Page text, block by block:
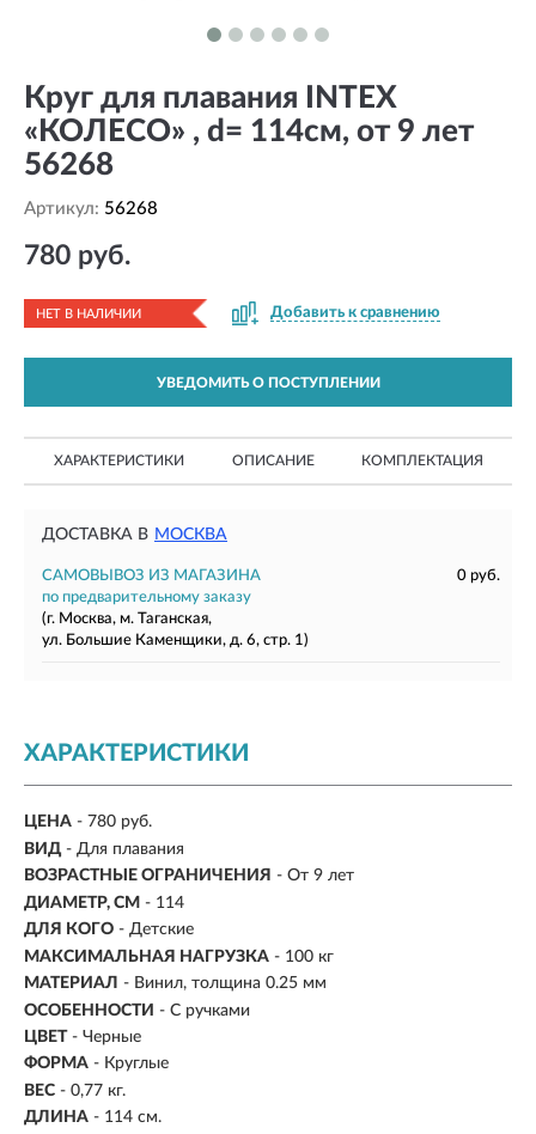
Круг для плавания INTEX
«КОЛЕСО» , d= 114см, от 9 лет
56268
Артикул: 56268
780 руб.
НЕТ В НАЛИЧИИ Добавить к сравнению
УВЕДОМИТЬ О ПОСТУПЛЕНИИ
ХАРАКТЕРИСТИКИ ОПИСАНИЕ КОМПЛЕКТАЦИЯ
ДОСТАВКА В МОСКВА
САМОВЫВОЗ ИЗ МАГАЗИНА
0 руб.
по предварительному заказу
(г. Москва, м. Таганская,
ул. Большие Каменщики, д. 6, стр. 1)
ХАРАКТЕРИСТИКИ
ЦЕНА - 780 руб.
ВИД - Для плавания
ВОЗРАСТНЫЕ ОГРАНИЧЕНИЯ - От 9 лет
ДИАМЕТР, СМ - 114
ДЛЯ КОГО - Детские
МАКСИМАЛЬНАЯ НАГРУЗКА - 100 кг
МАТЕРИАЛ - Винил, толщина 0.25 мм
ОСОБЕННОСТИ - С ручками
ЦВЕТ - Черные
ФОРМА - Круглые
ВЕС - 0,77 кг.
ДЛИНА - 114 см.